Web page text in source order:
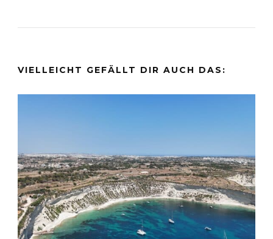
VIELLEICHT GEFÄLLT DIR AUCH DAS: